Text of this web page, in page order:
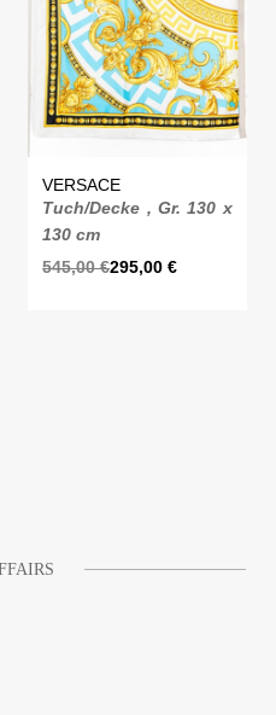
VERSACE
Tuch/Decke , Gr. 130 x
130 cm
545,00€295,00€